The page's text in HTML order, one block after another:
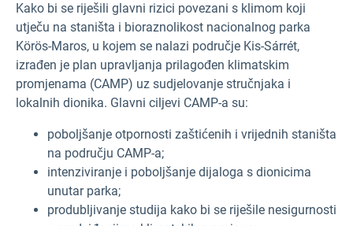
Kako bi se riješili glavni rizici povezani s klimom koji
utječu na staništa i bioraznolikost nacionalnog parka
Körös-Maros, u kojem se nalazi područje Kis-Sárrét,
izrađen je plan upravljanja prilagođen klimatskim
promjenama (CAMP) uz sudjelovanje stručnjaka i
lokalnih dionika. Glavni ciljevi CAMP-a su:
poboljšanje otpornosti zaštićenih i vrijednih staništa
na području CAMP-a;
intenziviranje i poboljšanje dijaloga s dionicima
unutar parka;
produbljivanje studija kako bi se riješile nesigurnosti